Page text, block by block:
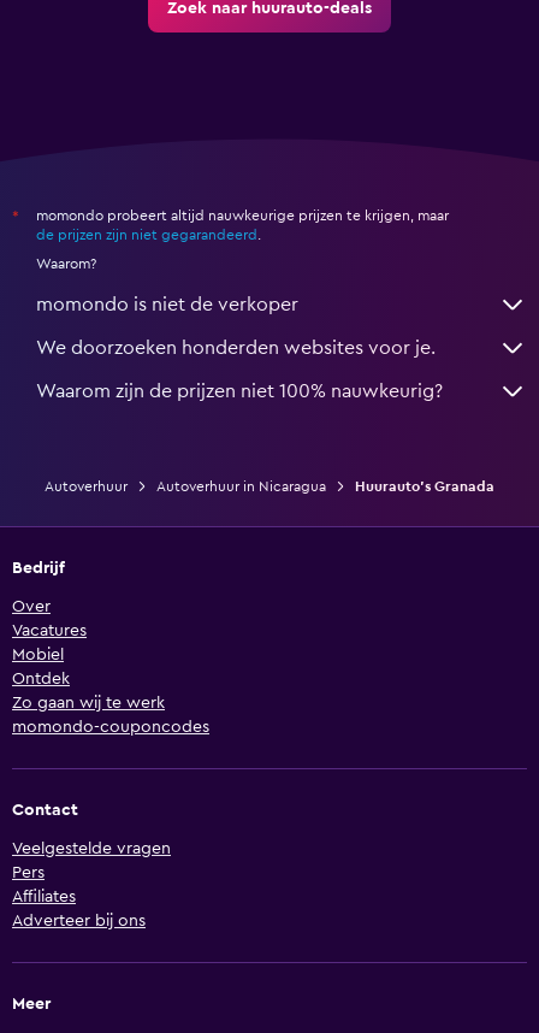
Zoek naar huurauto-deals
*
momondo probeert altijd nauwkeurige prijzen te krijgen, maar
de prijzen zijn niet gegarandeerd .
Waarom?
momondo is niet de verkoper
We doorzoeken honderden websites voor je.
Waarom zijn de prijzen niet 100% nauwkeurig?
Autoverhuur Autoverhuur in Nicaragua Huurauto's Granada
Bedrijf
Over
Vacatures
Mobiel
Ontdek
Zo gaan wij te werk
momondo-couponcodes
Contact
Veelgestelde vragen
Pers
Affiliates
Adverteer bij ons
Meer